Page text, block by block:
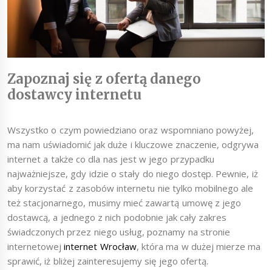
Zapoznaj się z ofertą danego
dostawcy internetu
Wszystko o czym powiedziano oraz wspomniano powyżej,
ma nam uświadomić jak duże i kluczowe znaczenie, odgrywa
internet a także co dla nas jest w jego przypadku
najważniejsze, gdy idzie o stały do niego dostęp. Pewnie, iż
aby korzystać z zasobów internetu nie tylko mobilnego ale
też stacjonarnego, musimy mieć zawartą umowę z jego
dostawcą, a jednego z nich podobnie jak cały zakres
świadczonych przez niego usług, poznamy na stronie
internetowejinternet Wrocław, która ma w dużej mierze ma
sprawić, iż bliżej zainteresujemy się jego ofertą.